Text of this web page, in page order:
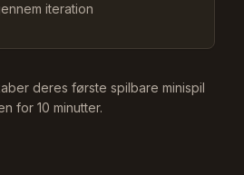
iteration
deres første spilbare minispil
for 10 minutter.